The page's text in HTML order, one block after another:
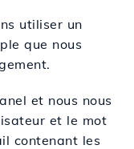
utiliser un
que nous
et nous nous
et le mot
contenant les